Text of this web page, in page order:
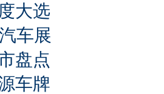
大选
车展
盘点
车牌